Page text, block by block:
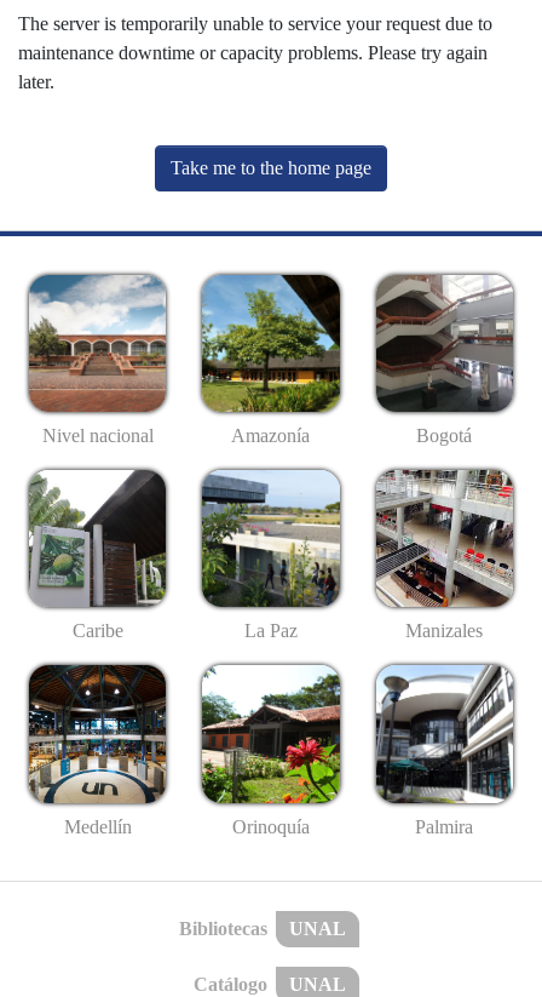
The server is temporarily unable to service your request due to
maintenance downtime or capacity problems. Please try again
later.
Take me to the home page
Nivel nacional Amazonía Bogotá
Caribe La Paz Manizales
Medellín Orinoquía Palmira
Bibliotecas UNAL
Catálogo UNAL